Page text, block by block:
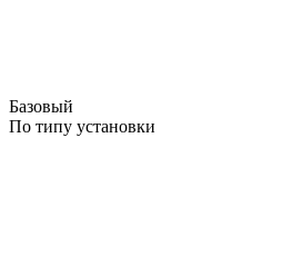
Базовый
По типу установки